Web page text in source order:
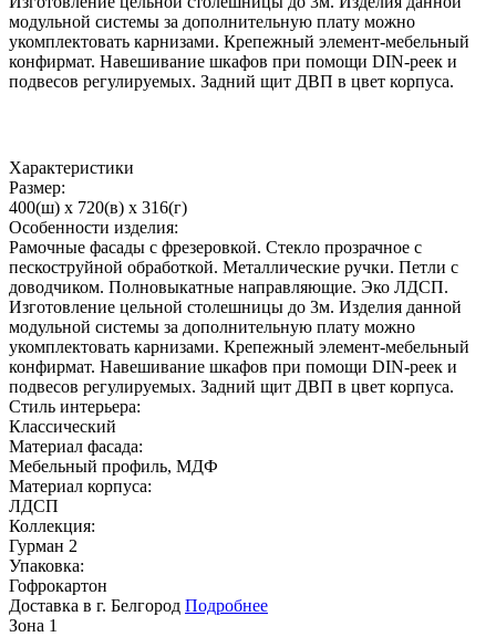
модульной системы за дополнительную плату можно
укомплектовать карнизами. Крепежный элемент-мебельный
конфирмат. Навешивание шкафов при помощи DIN-реек и
подвесов регулируемых. Задний щит ДВП в цвет корпуса.
Характеристики
Размер:
400(ш) x 720(в) x 316(г)
Особенности изделия:
Рамочные фасады с фрезеровкой. Стекло прозрачное с
пескоструйной обработкой. Металлические ручки. Петли с
доводчиком. Полновыкатные направляющие. Эко ЛДСП.
Изготовление цельной столешницы до 3м. Изделия данной
модульной системы за дополнительную плату можно
укомплектовать карнизами. Крепежный элемент-мебельный
конфирмат. Навешивание шкафов при помощи DIN-реек и
подвесов регулируемых. Задний щит ДВП в цвет корпуса.
Стиль интерьера:
Классический
Материал фасада:
Мебельный профиль, МДФ
Материал корпуса:
ЛДСП
Коллекция:
Гурман 2
Упаковка:
Гофрокартон
Доставка в г. Белгород Подробнее
Зона 1